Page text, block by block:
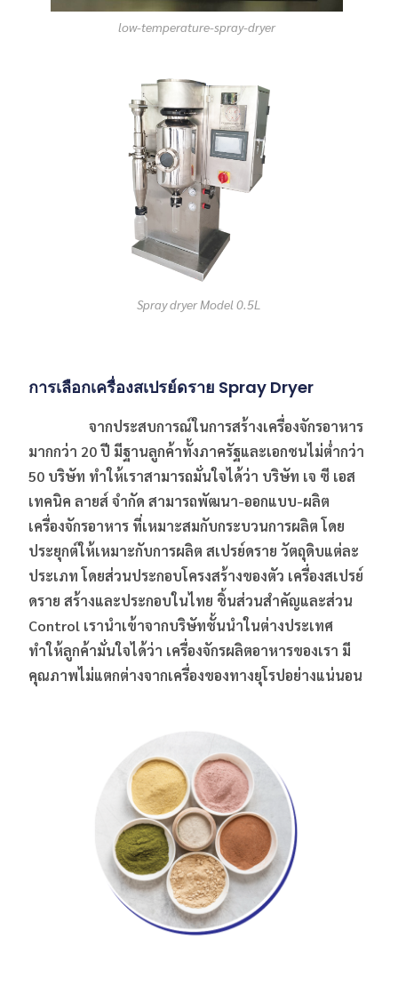
low-temperature-spray-dryer
Spray dryer Model 0.5L
การเลือกเครื่องสเปรย์ดราย Spray Dryer
จากประสบการณ์ในการสร้างเครื่องจักรอาหาร
มากกว่า 20 ปี มีฐานลูกค้าทั้งภาครัฐและเอกชนไม่ต่ำกว่า
50 บริษัท ทำให้เราสามารถมั่นใจได้ว่า บริษัท เจ ซี เอส
เทคนิค ลายส์ จำกัด สามารถพัฒนา-ออกแบบ-ผลิต
เครื่องจักรอาหาร ที่เหมาะสมกับกระบวนการผลิต โดย
ประยุกต์ให้เหมาะกับการผลิต สเปรย์ดราย วัตถุดิบแต่ละ
ประเภท โดยส่วนประกอบโครงสร้างของตัว เครื่องสเปรย์
ดราย สร้างและประกอบในไทย ชิ้นส่วนสำคัญและส่วน
Control เรานำเข้าจากบริษัทชั้นนำในต่างประเทศ
ทำให้ลูกค้ามั่นใจได้ว่า เครื่องจักรผลิตอาหารของเรา มี
คุณภาพไม่แตกต่างจากเครื่องของทางยุโรปอย่างแน่นอน